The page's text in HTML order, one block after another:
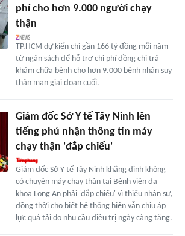
phí cho hơn 9.000 người chạy
thận
TP.HCM dự kiến chi gần 166 tỷ đồng mỗi năm
từ ngân sách để hỗ trợ chi phí đồng chi trả
khám chữa bệnh cho hơn 9.000 bệnh nhân suy
thận mạn giai đoạn cuối.
Giám đốc Sở Y tế Tây Ninh lên
tiếng phủ nhận thông tin máy
chạy thận 'đắp chiếu'
Giám đốc Sở Y tế Tây Ninh khẳng định không
có chuyện máy chạy thận tại Bệnh viện đa
khoa Long An phải 'đắp chiếu' vì thiếu nhân sự,
đồng thời cho biết hệ thống hiện vẫn chịu áp
lực quá tải do nhu cầu điều trị ngày càng tăng.